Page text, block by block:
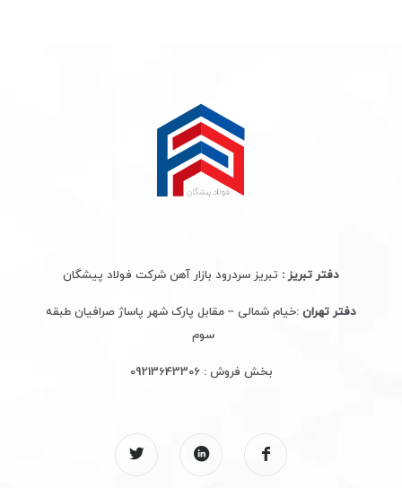
دفتر تبریز : تبریز سردرود بازار آهن شرکت فولاد پیشگان
دفتر تهران :خیام شمالی – مقابل پارک شهر پاساژ صرافیان طبقه
سوم
بخش فروش :09213643306